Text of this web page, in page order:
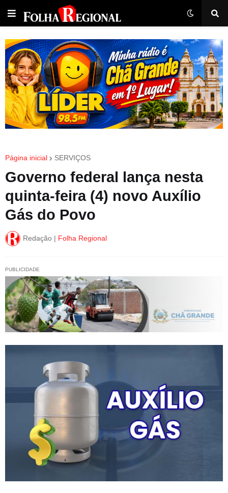
Página inicial SERVIÇOS
Governo federal lança nesta
quinta-feira (4) novo Auxílio
Gás do Povo
Redação | Folha Regional
PUBLICIDADE